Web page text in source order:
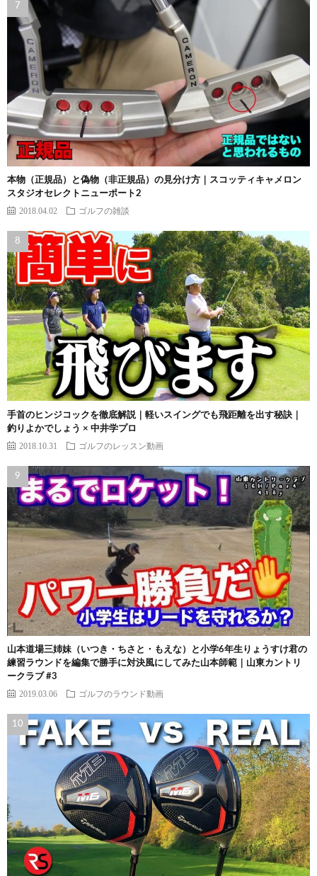
本物（正規品）と偽物（非正規品）の見分け方｜スコッティキャメロン
スタジオセレクトニューポート2
2018.04.02 ゴルフの雑談
手首のヒンジコックを徹底解説｜軽いスイングでも飛距離を出す秘訣｜
釣りよかでしょう × 中井学プロ
2018.10.31 ゴルフのレッスン動画
山本道場三姉妹（いつき・ちさと・もえな）と小学6年生りょうすけ君の
練習ラウンドを編集で勝手に対決風にしてみた山本師範｜山東カントリ
ークラブ #3
2019.03.06 ゴルフのラウンド動画